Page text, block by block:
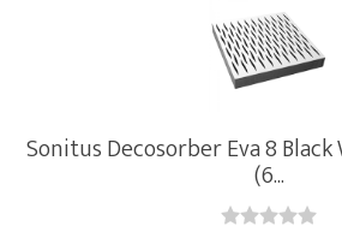
Sonitus Decosorber Eva 8
(6...